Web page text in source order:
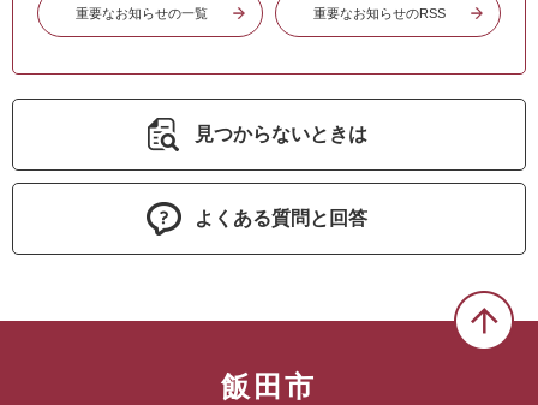
重要なお知らせの一覧 重要なお知らせのRSS
見つからないときは
よくある質問と回答
飯田市